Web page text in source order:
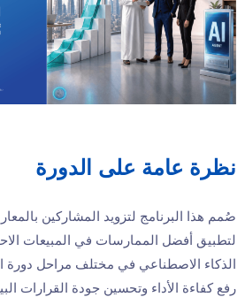
نظرة عامة على الدورة
صُمم هذا البرنامج لتزويد المشاركين
لتطبيق أفضل الممارسات في المبيعات
الذكاء الاصطناعي في مختلف مراحل دورة
رفع كفاءة الأداء وتحسين جودة القرارات